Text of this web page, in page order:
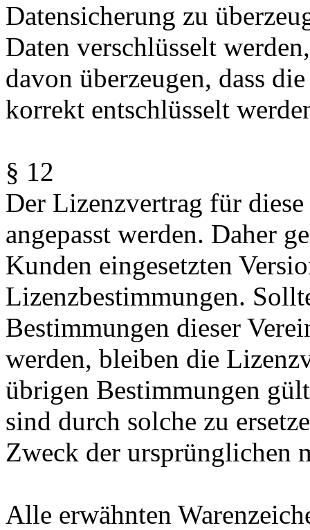
Datensicherung zu
Daten verschlüsselt
davon überzeugen, dass
korrekt entschlüsselt
§ 12
Der Lizenzvertrag für
angepasst werden. Daher
Kunden eingesetzten
Lizenzbestimmungen.
Bestimmungen dieser
werden, bleiben die
übrigen Bestimmungen
sind durch solche zu
Zweck der ursprünglichen
Alle erwähnten